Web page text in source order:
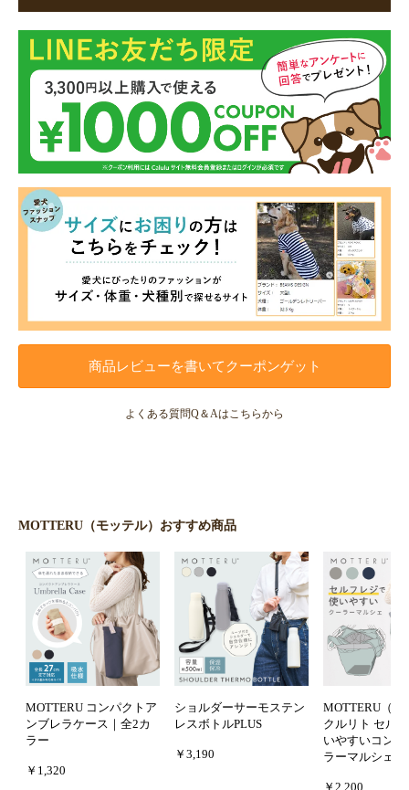
商品レビューを書いてクーポンゲット
よくある質問Q＆Aはこちらから
MOTTERU（モッテル）おすすめ商品
MOTTERU コンパクトア
ンブレラケース｜全2カ
ラー
￥1,320
ショルダーサーモステン
レスボトルPLUS
￥3,190
MOTTERU（モ
クルリト セル
いやすいコン
ラーマルシェバ
￥2,200